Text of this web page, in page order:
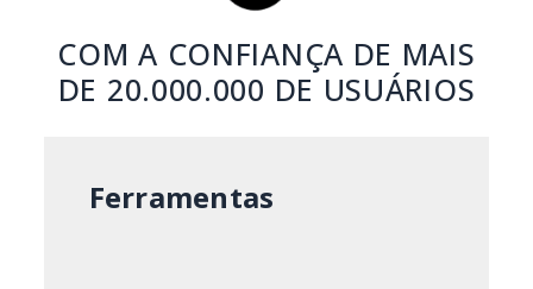
COM A CONFIANÇA DE MAIS
DE 20.000.000 DE USUÁRIOS
Ferramentas